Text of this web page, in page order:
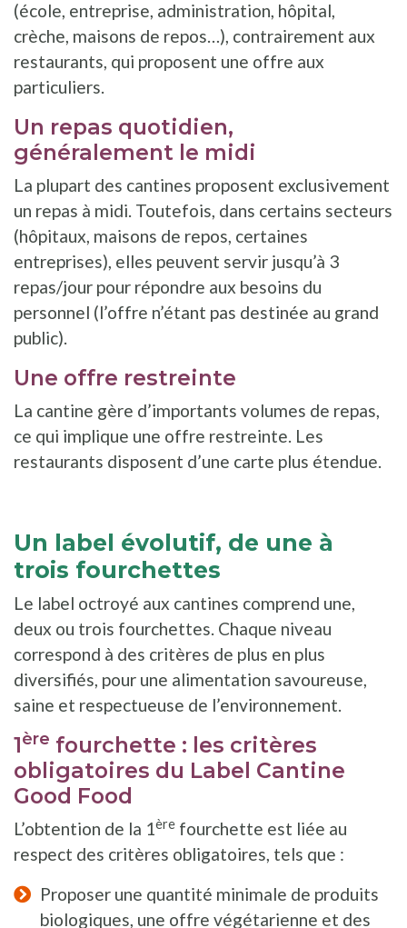
(école, entreprise, administration, hôpital,
crèche, maisons de repos…), contrairement aux
restaurants, qui proposent une offre aux
particuliers.
Un repas quotidien,
généralement le midi
La plupart des cantines proposent exclusivement
un repas à midi. Toutefois, dans certains secteurs
(hôpitaux, maisons de repos, certaines
entreprises), elles peuvent servir jusqu’à 3
repas/jour pour répondre aux besoins du
personnel (l’offre n’étant pas destinée au grand
public).
Une offre restreinte
La cantine gère d’importants volumes de repas,
ce qui implique une offre restreinte. Les
restaurants disposent d’une carte plus étendue.
Un label évolutif, de une à
trois fourchettes
Le label octroyé aux cantines comprend une,
deux ou trois fourchettes. Chaque niveau
correspond à des critères de plus en plus
diversifiés, pour une alimentation savoureuse,
saine et respectueuse de l’environnement.
1ère fourchette : les critères
obligatoires du Label Cantine
Good Food
L’obtention de la 1ère fourchette est liée au
respect des critères obligatoires, tels que :
Proposer une quantité minimale de produits
biologiques, une offre végétarienne et des